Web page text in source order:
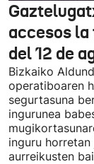
accesos
del 12 de
Bizkaiko
operatiboaren
segurtasuna
ingurunea
inguru
aurreikusten